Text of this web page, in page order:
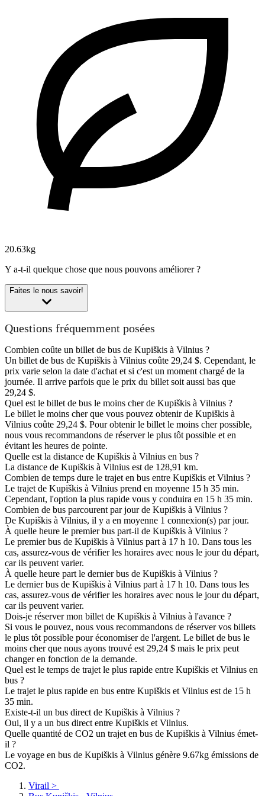
20.63kg
Y a-t-il quelque chose que nous pouvons améliorer ?
Faites le nous savoir!
Questions fréquemment posées
Combien coûte un billet de bus de Kupiškis à Vilnius ?
Un billet de bus de Kupiškis à Vilnius coûte 29,24 $. Cependant, le
prix varie selon la date d'achat et si c'est un moment chargé de la
journée. Il arrive parfois que le prix du billet soit aussi bas que
29,24 $.
Quel est le billet de bus le moins cher de Kupiškis à Vilnius ?
Le billet le moins cher que vous pouvez obtenir de Kupiškis à
Vilnius coûte 29,24 $. Pour obtenir le billet le moins cher possible,
nous vous recommandons de réserver le plus tôt possible et en
évitant les heures de pointe.
Quelle est la distance de Kupiškis à Vilnius en bus ?
La distance de Kupiškis à Vilnius est de 128,91 km.
Combien de temps dure le trajet en bus entre Kupiškis et Vilnius ?
Le trajet de Kupiškis à Vilnius prend en moyenne 15 h 35 min.
Cependant, l'option la plus rapide vous y conduira en 15 h 35 min.
Combien de bus parcourent par jour de Kupiškis à Vilnius ?
De Kupiškis à Vilnius, il y a en moyenne 1 connexion(s) par jour.
À quelle heure le premier bus part-il de Kupiškis à Vilnius ?
Le premier bus de Kupiškis à Vilnius part à 17 h 10. Dans tous les
cas, assurez-vous de vérifier les horaires avec nous le jour du départ,
car ils peuvent varier.
À quelle heure part le dernier bus de Kupiškis à Vilnius ?
Le dernier bus de Kupiškis à Vilnius part à 17 h 10. Dans tous les
cas, assurez-vous de vérifier les horaires avec nous le jour du départ,
car ils peuvent varier.
Dois-je réserver mon billet de Kupiškis à Vilnius à l'avance ?
Si vous le pouvez, nous vous recommandons de réserver vos billets
le plus tôt possible pour économiser de l'argent. Le billet de bus le
moins cher que nous ayons trouvé est 29,24 $ mais le prix peut
changer en fonction de la demande.
Quel est le temps de trajet le plus rapide entre Kupiškis et Vilnius en
bus ?
Le trajet le plus rapide en bus entre Kupiškis et Vilnius est de 15 h
35 min.
Existe-t-il un bus direct de Kupiškis à Vilnius ?
Oui, il y a un bus direct entre Kupiškis et Vilnius.
Quelle quantité de CO2 un trajet en bus de Kupiškis à Vilnius émet-
il ?
Le voyage en bus de Kupiškis à Vilnius génère 9.67kg émissions de
CO2.
Virail >